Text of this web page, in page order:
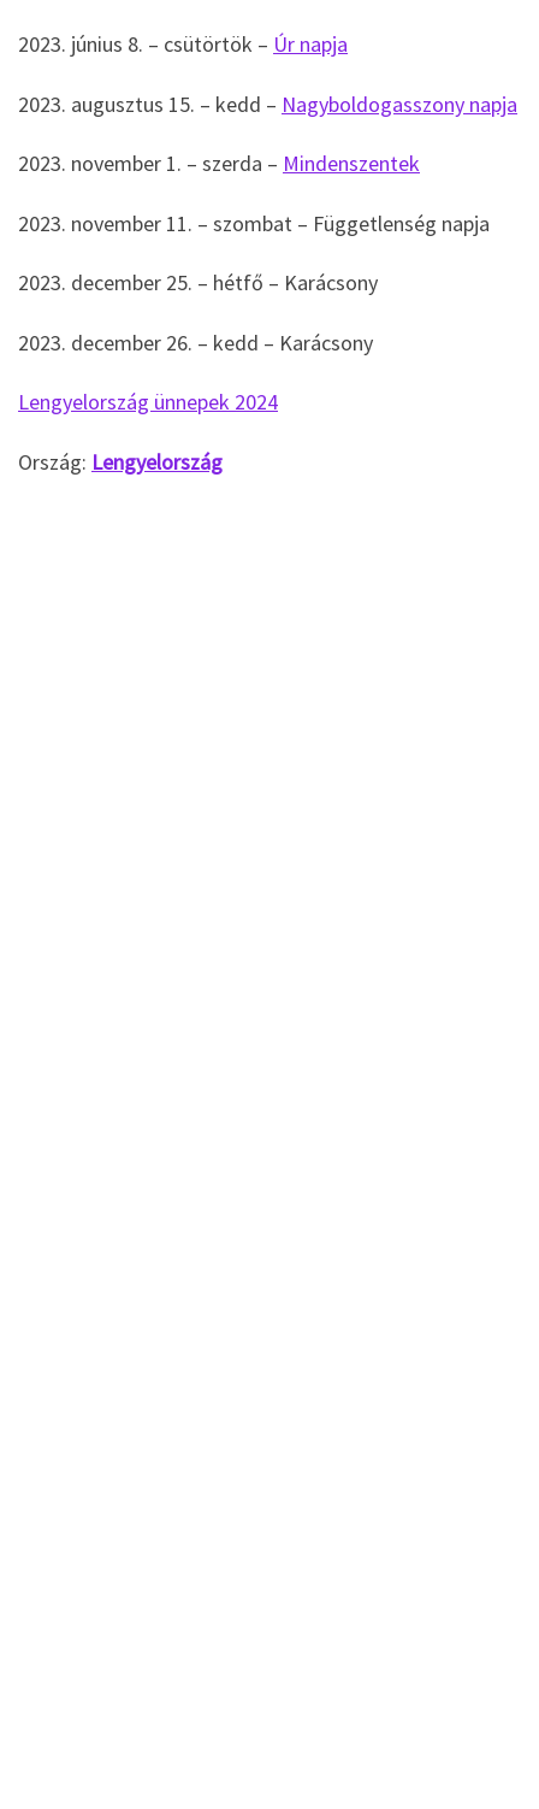
2023. június 8. – csütörtök – Úr napja
2023. augusztus 15. – kedd – Nagyboldogasszony napja
2023. november 1. – szerda – Mindenszentek
2023. november 11. – szombat – Függetlenség napja
2023. december 25. – hétfő – Karácsony
2023. december 26. – kedd – Karácsony
Lengyelország ünnepek 2024
Ország: Lengyelország